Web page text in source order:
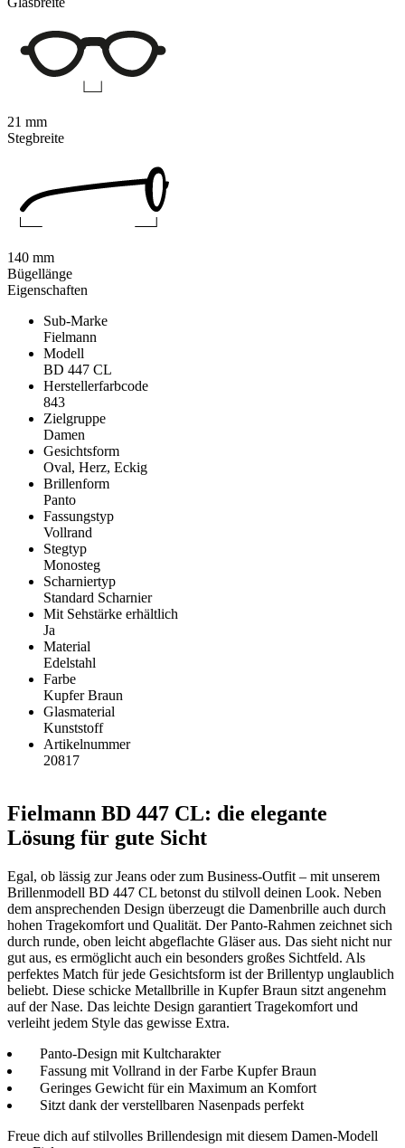
Eigenschaften
Sub-Marke
Fielmann
Modell
BD 447 CL
Herstellerfarbcode
843
Zielgruppe
Damen
Gesichtsform
Oval, Herz, Eckig
Brillenform
Panto
Fassungstyp
Vollrand
Stegtyp
Monosteg
Scharniertyp
Standard Scharnier
Mit Sehstärke erhältlich
Ja
Material
Edelstahl
Farbe
Kupfer Braun
Glasmaterial
Kunststoff
Artikelnummer
20817
Fielmann BD 447 CL: die elegante
Lösung für gute Sicht
Egal, ob lässig zur Jeans oder zum Business-Outfit – mit unserem
Brillenmodell BD 447 CL betonst du stilvoll deinen Look. Neben
dem ansprechenden Design überzeugt die Damenbrille auch durch
hohen Tragekomfort und Qualität. Der Panto-Rahmen zeichnet sich
durch runde, oben leicht abgeflachte Gläser aus. Das sieht nicht nur
gut aus, es ermöglicht auch ein besonders großes Sichtfeld. Als
perfektes Match für jede Gesichtsform ist der Brillentyp unglaublich
beliebt. Diese schicke Metallbrille in Kupfer Braun sitzt angenehm
auf der Nase. Das leichte Design garantiert Tragekomfort und
verleiht jedem Style das gewisse Extra.
Panto-Design mit Kultcharakter
Fassung mit Vollrand in der Farbe Kupfer Braun
Geringes Gewicht für ein Maximum an Komfort
Sitzt dank der verstellbaren Nasenpads perfekt
Freue dich auf stilvolles Brillendesign mit diesem Damen-Modell
21 mm
Stegbreite
140 mm
Bügellänge